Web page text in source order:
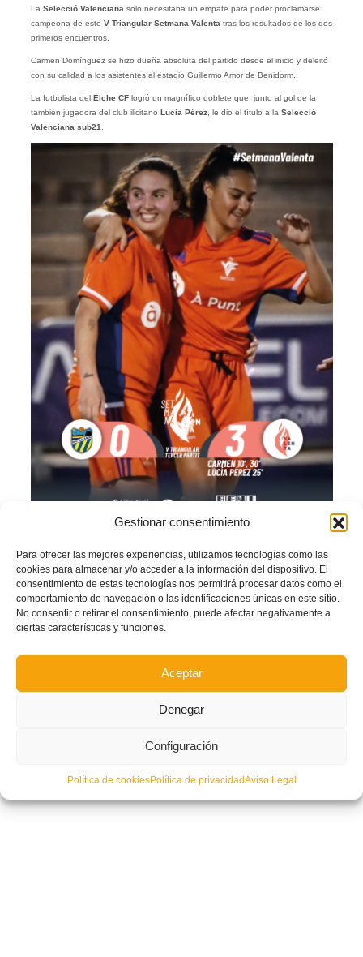
Gestionar consentimiento
Para ofrecer las mejores experiencias, utilizamos tecnologías como las
cookies para almacenar y/o acceder a la información del dispositivo. El
consentimiento de estas tecnologías nos permitirá procesar datos como el
comportamiento de navegación o las identificaciones únicas en este sitio.
No consentir o retirar el consentimiento, puede afectar negativamente a
ciertas características y funciones.
Aceptar
Denegar
Configuración
Política de cookiesPolítica de privacidadAviso Legal
La Selecció Valenciana solo necesitaba un empate para poder proclamarse
campeona de este V Triangular Setmana Valenta tras los resultados de los dos
primeros encuentros.
Carmen Domínguez se hizo dueña absoluta del partido desde el inicio y deleitó
con su calidad a los asistentes al estadio Guillermo Amor de Benidorm.
La futbolista delElche CFlogró un magnífico doblete que, junto al gol de la
también jugadora del club ilicitano Lucía Pérez, le dio el título a la Selecció
Valenciana sub21
GALERÍA DE FOTOS